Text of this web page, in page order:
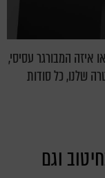
איזה המבורגר עסיסי,
שלנו, כל סודות
וגם